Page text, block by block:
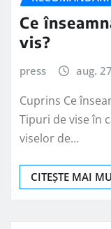
Ce
vis?
press aug.
Cuprins Ce
Tipuri de vise în
viselor de…
CITEȘTE MAI